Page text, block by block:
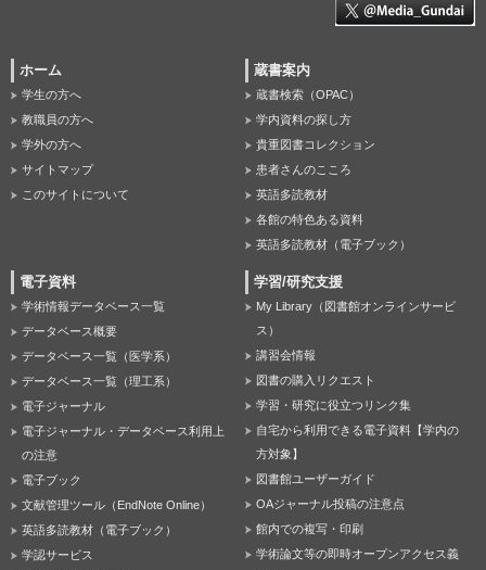
ホーム
学生の方へ
教職員の方へ
学外の方へ
サイトマップ
このサイトについて
蔵書案内
蔵書検索（OPAC）
学内資料の探し方
貴重図書コレクション
患者さんのこころ
英語多読教材
各館の特色ある資料
英語多読教材（電子ブック）
電子資料
学術情報データベース一覧
データベース概要
データベース一覧（医学系）
データベース一覧（理工系）
電子ジャーナル
電子ジャーナル・データベース利用上
の注意
電子ブック
文献管理ツール（EndNote Online）
英語多読教材（電子ブック）
学認サービス
学習/研究支援
My Library（図書館オンラインサービ
ス）
講習会情報
図書の購入リクエスト
学習・研究に役立つリンク集
自宅から利用できる電子資料【学内の
方対象】
図書館ユーザーガイド
OAジャーナル投稿の注意点
館内での複写・印刷
学術論文等の即時オープンアクセス義